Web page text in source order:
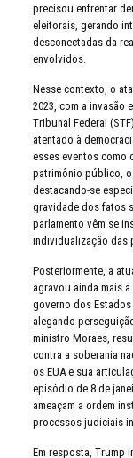
precisou enfrentar
eleitorais, gerando
desconectadas da
envolvidos.
Nesse contexto, o
2023, com a invasão
Tribunal Federal
atentado à
esses eventos como
patrimônio público,
destacando-se
gravidade dos fatos
parlamento vêm se
individualização das
Posteriormente, a
agravou ainda mais
governo dos
alegando
ministro Moraes,
contra a soberania
os EUA e sua
episódio de 8 de
ameaçam a ordem
processos judiciais
Em resposta, Trump